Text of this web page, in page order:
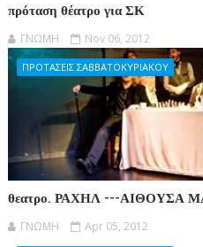
πρόταση θέατρο για ΣΚ
ΓΝΩΜΗ Nov 06, 2012
ΠΡΟΤΑΣΕΙΣ ΣΑΒΒΑΤΟΚΥΡΙΑΚΟΥ
θεατρο. ΡΑΧΗΛ ---ΑΙΘΟΥΣΑ
ΓΝΩΜΗ Apr 05, 2012